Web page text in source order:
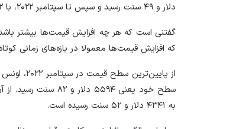
دلار و ۴۹ سنت رسید و سپس تا سپتامبر ۲۰۲۲، با ۲۲ درصد کاهش، به ۱۶۲۰ دلار و ۲۰ سنت رسید.
گفتنی است که هر چه افزایش قیمت‌ها بیشتر
که افزایش قیمت‌ها معمولا در بازه‌های زمانی
به ۴۳۴۱ دلار و ۵۲ سنت رسیده است.